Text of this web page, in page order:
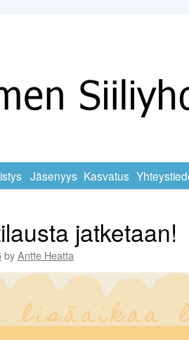
Jäsenyys Kasvatus
jatketaan!
byAntte Heatta